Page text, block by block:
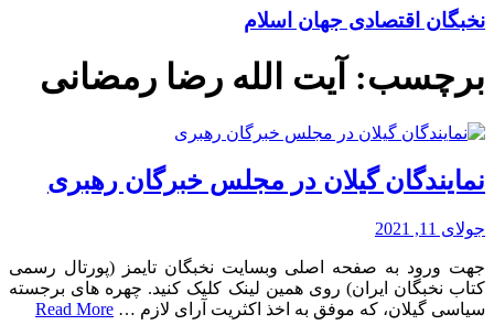
نخبگان اقتصادی جهان اسلام
برچسب: آیت الله رضا رمضانی
نمایندگان گیلان در مجلس خبرگان رهبری
جولای 11, 2021
جهت ورود به صفحه اصلی وبسایت نخبگان تایمز (پورتال رسمی
کتاب نخبگان ایران) روی همین لینک کلیک کنید. چهره های برجسته
سیاسی گیلان، که موفق به اخذ اکثریت آرای لازم … Read More